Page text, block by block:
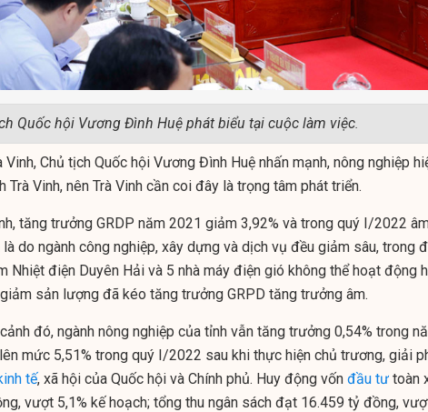
Quốc hội Vương Đình Huệ phát biểu tại cuộc làm việc.
Vinh, Chủ tịch Quốc hội Vương Đình Huệ nhấn mạnh, nông nghiệp
Trà Vinh, nên Trà Vinh cần coi đây là trọng tâm phát triển.
tăng trưởng GRDP năm 2021 giảm 3,92% và trong quý I/2022
là do ngành công nghiệp, xây dựng và dịch vụ đều giảm sâu, trong
Nhiệt điện Duyên Hải và 5 nhà máy điện gió không thể hoạt động
sản lượng đã kéo tăng trưởng GRPD tăng trưởng âm.
đó, ngành nông nghiệp của tỉnh vẫn tăng trưởng 0,54% trong
mức 5,51% trong quý I/2022 sau khi thực hiện chủ trương, giải
tế, xã hội của Quốc hội và Chính phủ. Huy động vốn đầu tư toàn
vượt 5,1% kế hoạch; tổng thu ngân sách đạt 16.459 tỷ đồng,